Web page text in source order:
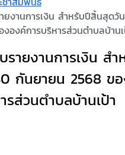
ยงานการเงิน สำหรับปีสิ้นสุดวั
องค์การบริหารส่วนตำบลบ้าน
รายงานการเงิน สำ
กันยายน 2568 ข
รส่วนตำบลบ้านเป้า